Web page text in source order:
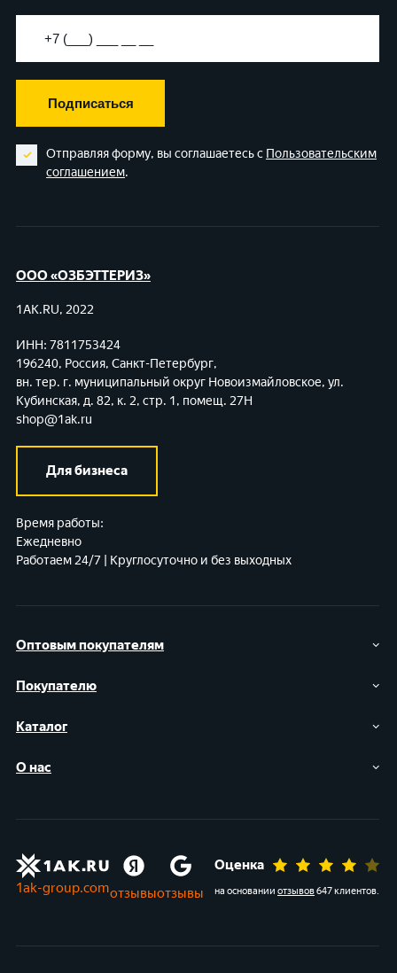
Подписаться
Отправляя форму, вы соглашаетесь с Пользовательским
соглашением.
Оптовым покупателям
Покупателю
Каталог
О нас
ООО «ОЗБЭТТЕРИЗ»
1AK.RU, 2022
ИНН: 7811753424
196240, Россия, Санкт-Петербург,
вн. тер. г. муниципальный округ Новоизмайловское, ул.
Кубинская, д. 82, к. 2, стр. 1, помещ. 27Н
shop@1ak.ru
Для бизнеса
Время работы:
Ежедневно
Работаем 24/7 | Круглосуточно и без выходных
1ak-group.comотзывыотзывы
Оценка
на основании отзывов647 клиентов.